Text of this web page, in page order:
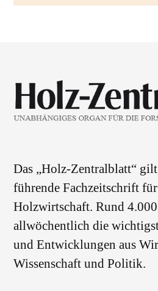
Das „Holz-Zentralblatt“
führende Fachzeitschrift
Holzwirtschaft. Rund
allwöchentlich die
und Entwicklungen aus
Wissenschaft und Politik.